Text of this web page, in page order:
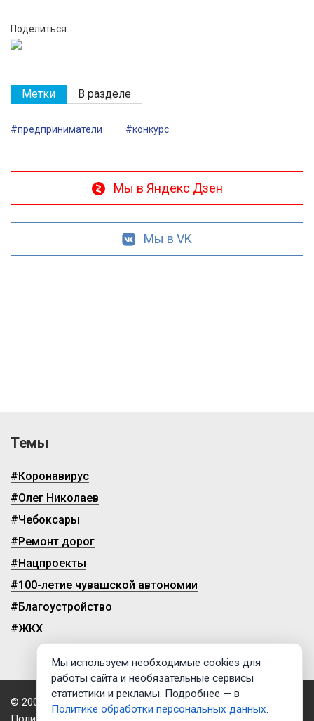
Поделиться:
Метки В разделе
#предприниматели #конкурс
Мы в Яндекс Дзен
Мы в VK
Темы
#Коронавирус
#Олег Николаев
#Чебоксары
#Ремонт дорог
#Нацпроекты
#100-летие чувашской автономии
#Благоустройство
#ЖКХ
© 2009-2026, ГТРК «Чувашия»
Мы используем необходимые cookies для
работы сайта и необязательные сервисы
статистики и рекламы. Подробнее — в
Политике обработки персональных данных.